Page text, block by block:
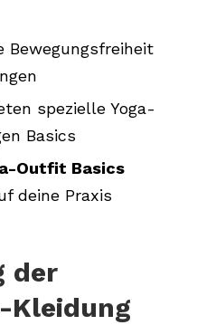
Bewegungsfreiheit
spezielle Yoga-
Basics
Outfit Basics
deine Praxis
der
Kleidung